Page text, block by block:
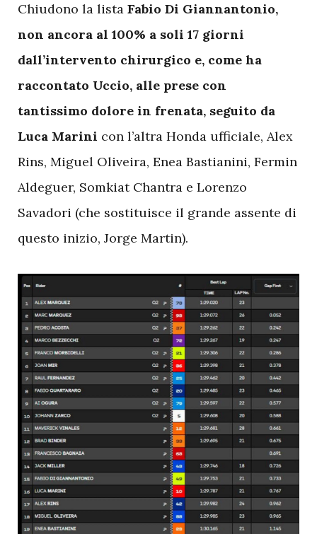
Chiudono la lista Fabio Di Giannantonio,
non ancora al 100% a soli 17 giorni
dall’intervento chirurgico e, come ha
raccontato Uccio, alle prese con
tantissimo dolore in frenata, seguito da
Luca Marini con l’altra Honda ufficiale, Alex
Rins, Miguel Oliveira, Enea Bastianini, Fermin
Aldeguer, Somkiat Chantra e Lorenzo
Savadori (che sostituisce il grande assente di
questo inizio, Jorge Martin).